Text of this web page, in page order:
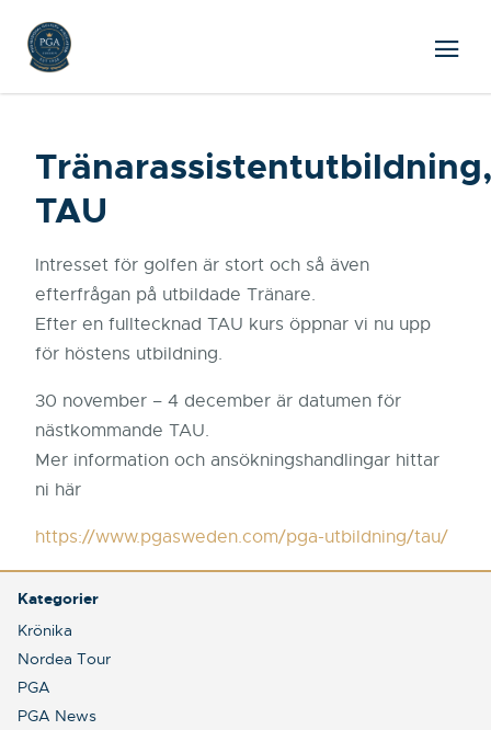
Tränarassistentutbildning,
TAU
Intresset för golfen är stort och så även
efterfrågan på utbildade Tränare.
Efter en fulltecknad TAU kurs öppnar vi nu upp
för höstens utbildning.
30 november – 4 december är datumen för
nästkommande TAU.
Mer information och ansökningshandlingar hittar
ni här
https://www.pgasweden.com/pga-utbildning/tau/
Kategorier
Krönika
Nordea Tour
PGA
PGA News